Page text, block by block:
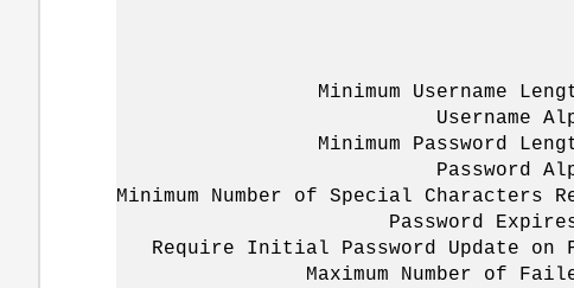
Vserver:
Role Name:
Minimum Username Length
Username Alpha-
Minimum Password Length
Password Alpha-
Minimum Number of Special Characters
Password Expires In
Require Initial Password Update on
Maximum Number of Failed